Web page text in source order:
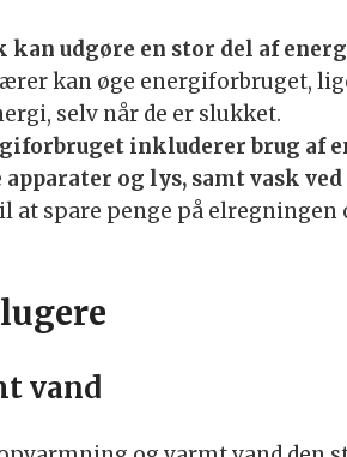
udgøre en stor del af
kan øge energiforbruget,
selv når de er slukket.
inkluderer brug af
og lys, samt vask
at spare penge på elregningen
vand